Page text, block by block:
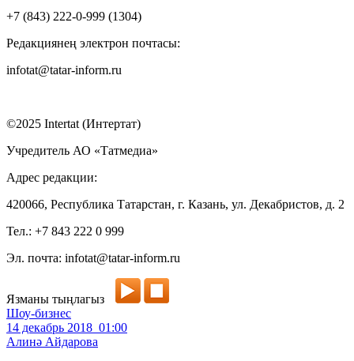
+7 (843) 222-0-999 (1304)
Редакциянең электрон почтасы:
infotat@tatar-inform.ru
©2025 Intertat (Интертат)
Учредитель АО «Татмедиа»
Адрес редакции:
420066, Республика Татарстан, г. Казань, ул. Декабристов, д. 2
Тел.: +7 843 222 0 999
Эл. почта: infotat@tatar-inform.ru
Язманы тыңлагыз
Шоу-бизнес
14 декабрь 2018 01:00
Алинә Айдарова